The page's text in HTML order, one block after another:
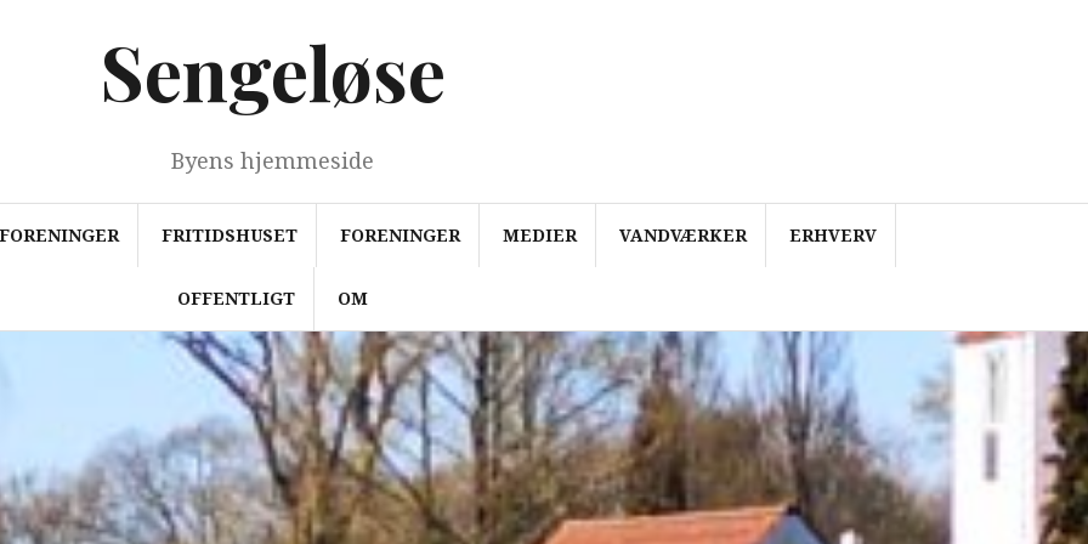
Sengeløse
Byens hjemmeside
FRITIDSHUSET FORENINGER MEDIER VANDVÆRKER ERHVERV
OFFENTLIGT OM